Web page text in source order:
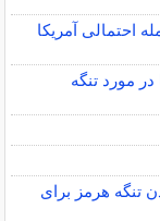
احتمالی آمریکا
مورد تنگه
تنگه هرمز برای